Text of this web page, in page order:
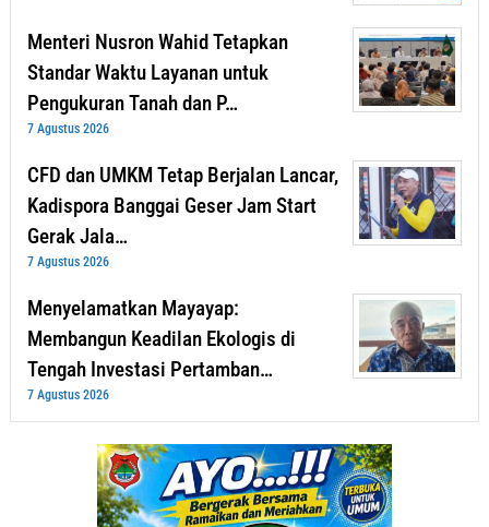
Menteri Nusron Wahid Tetapkan
Standar Waktu Layanan untuk
Pengukuran Tanah dan P…
7 Agustus 2026
CFD dan UMKM Tetap Berjalan Lancar,
Kadispora Banggai Geser Jam Start
Gerak Jala…
7 Agustus 2026
Menyelamatkan Mayayap:
Membangun Keadilan Ekologis di
Tengah Investasi Pertamban…
7 Agustus 2026